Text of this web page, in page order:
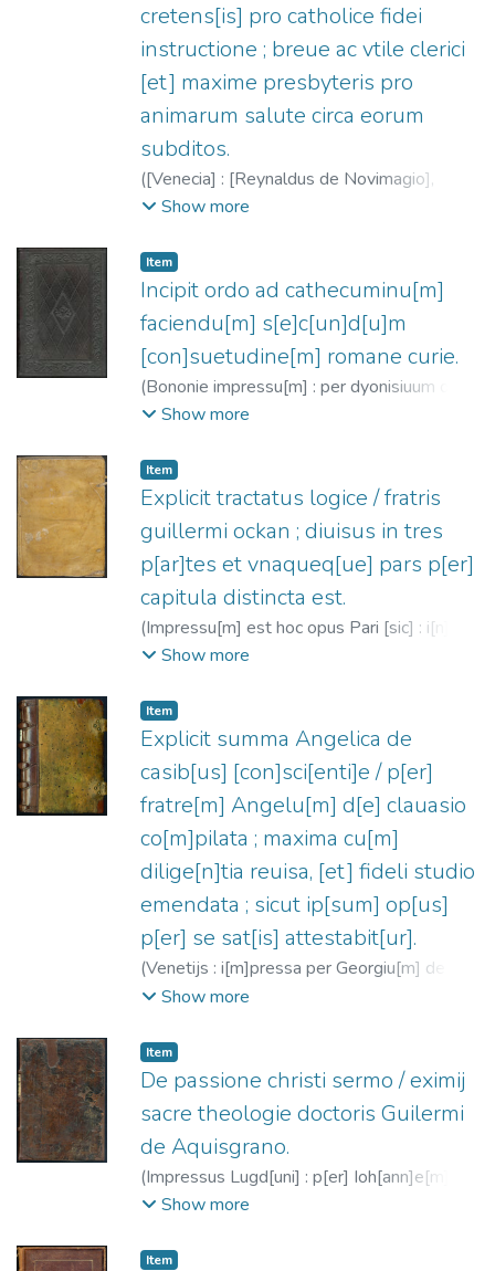
cretens[is] pro catholice fidei
instructione ; breue ac vtile clerici
[et] maxime presbyteris pro
animarum salute circa eorum
subditos.
([Venecia] : [Reynaldus de Novimagio],
1486/1488)Dandolo, Fantino, 1379-
1496
Show more
Item
Incipit ordo ad cathecuminu[m]
faciendu[m] s[e]c[un]d[u]m
[con]suetudine[m] romane curie.
(Bononie impressu[m] : per dyonisiuum de
Odis,1487-03-20
Show more
Item
Explicit tractatus logice / fratris
guillermi ockan ; diuisus in tres
p[ar]tes et vnaqueq[ue] pars p[er]
capitula distincta est.
(Impressu[m] est hoc opus Pari [sic] : i[n]
vico clauso brunelli [Iohannes Higman],
1349
Show more
Item
Explicit summa Angelica de
casib[us] [con]sci[enti]e / p[er]
fratre[m] Angelu[m] d[e] clauasio
co[m]pilata ; maxima cu[m]
dilige[n]tia reuisa, [et] fideli studio
emendata ; sicut ip[sum] op[us]
p[er] se sat[is] attestabit[ur].
(Venetijs : i[m]pressa per Georgiu[m] de
Riuabenis Ma[n]tuanu[m], Al[ia]s
Clavasio, Beato, ca. 1411-1495
Arrivabene, Giorgio, fl. 1483-1520
Show more
Item
De passione christi sermo / eximij
sacre theologie doctoris Guilermi
de Aquisgrano.
(Impressus Lugd[uni] : p[er] Ioh[ann]e[m]
trech[ss]el ...,1489-11-12
1488-1498
Show more
Item